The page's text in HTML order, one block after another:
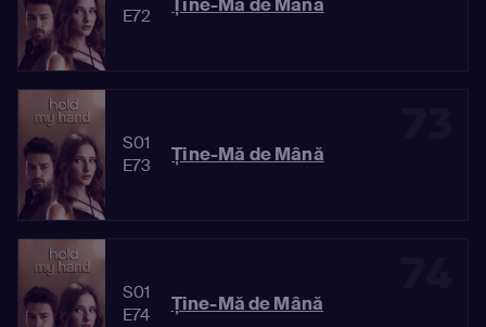
E72
S01
E73
Ține-Mă de Mână
S01
E74
Ține-Mă de Mână